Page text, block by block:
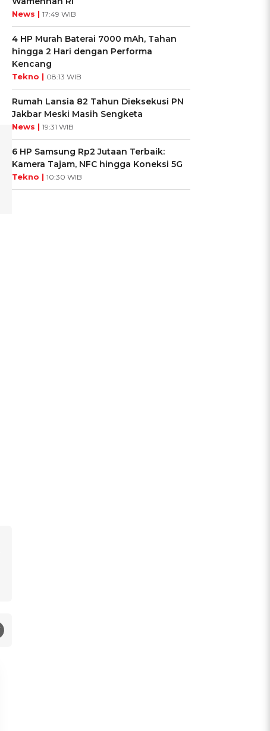
News | 17:49 WIB
4 HP Murah Baterai 7000 mAh, Tahan
hingga 2 Hari dengan Performa
Kencang
Tekno | 08:13 WIB
Rumah Lansia 82 Tahun Dieksekusi PN
Jakbar Meski Masih Sengketa
News | 19:31 WIB
6 HP Samsung Rp2 Jutaan Terbaik:
Kamera Tajam, NFC hingga Koneksi 5G
Tekno | 10:30 WIB